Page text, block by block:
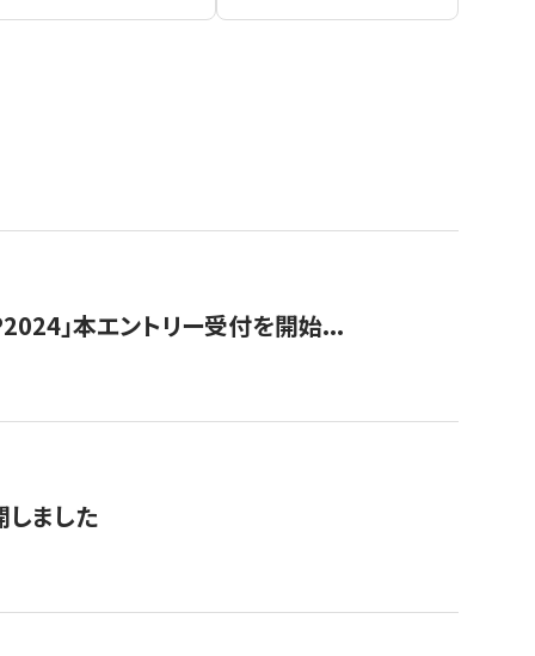
」本エントリー受付を開始...
しました